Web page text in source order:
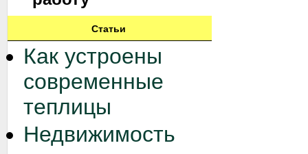
Статьи
Как устроены
современные
теплицы
Недвижимость